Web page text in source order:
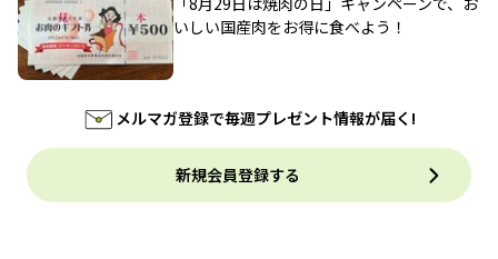
いしい国産肉をお得に食べよう！
メルマガ登録で毎週プレゼント情報が届く!
新規会員登録する